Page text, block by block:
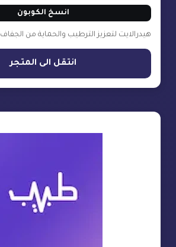
انسخ الكوبون
هيدرالايت لتعزيز الترطيب والحماية من الجفاف
انتقل الى المتجر